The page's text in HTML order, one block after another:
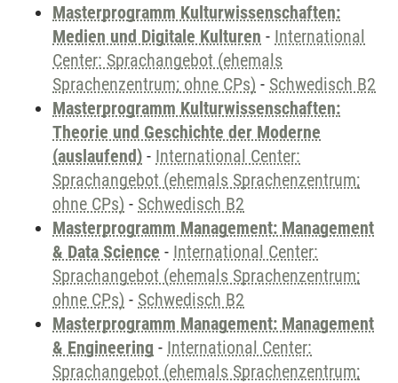
Masterprogramm Kulturwissenschaften:
Medien und Digitale Kulturen - International
Center: Sprachangebot (ehemals
Sprachenzentrum; ohne CPs) - Schwedisch B2
Masterprogramm Kulturwissenschaften:
Theorie und Geschichte der Moderne
(auslaufend) - International Center:
Sprachangebot (ehemals Sprachenzentrum;
ohne CPs) - Schwedisch B2
Masterprogramm Management: Management
& Data Science - International Center:
Sprachangebot (ehemals Sprachenzentrum;
ohne CPs) - Schwedisch B2
Masterprogramm Management: Management
& Engineering - International Center:
Sprachangebot (ehemals Sprachenzentrum;